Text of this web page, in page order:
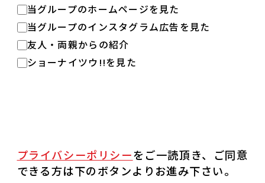
当グループのホームページを見た
当グループのインスタグラム広告を見た
友人・両親からの紹介
ショーナイツウ!!を見た
プライバシーポリシーをご一読頂き、ご同意
できる方は下のボタンよりお進み下さい。